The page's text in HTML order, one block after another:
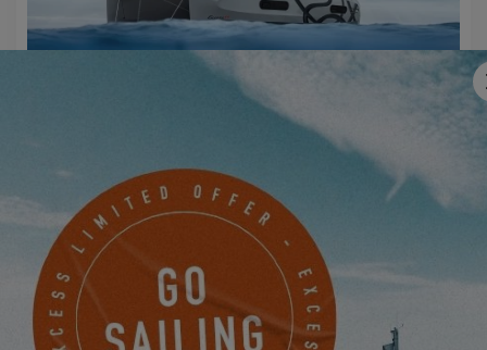
MACHEN SIE JETZT EINEN TERMIN